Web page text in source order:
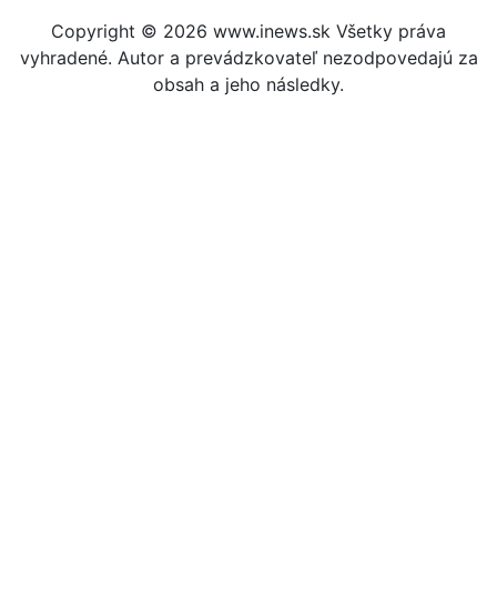
Copyright © 2026 www.inews.sk Všetky práva
vyhradené. Autor a prevádzkovateľ nezodpovedajú za
obsah a jeho následky.